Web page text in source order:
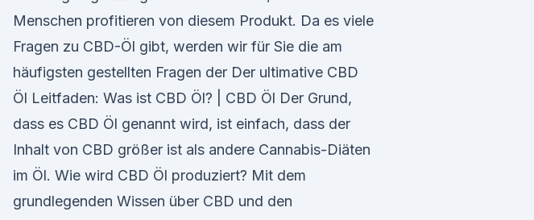
Menschen profitieren von diesem Produkt. Da es viele
Fragen zu CBD-Öl gibt, werden wir für Sie die am
häufigsten gestellten Fragen der Der ultimative CBD
Öl Leitfaden: Was ist CBD Öl? | CBD Öl Der Grund,
dass es CBD Öl genannt wird, ist einfach, dass der
Inhalt von CBD größer ist als andere Cannabis-Diäten
im Öl. Wie wird CBD Öl produziert? Mit dem
grundlegenden Wissen über CBD und den